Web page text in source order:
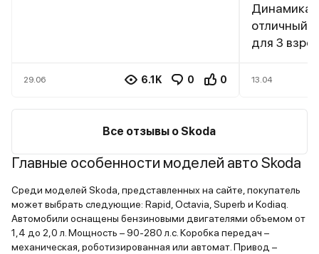
29.06 6.1K 0 0
Динамика
отличный. Сзади маловато место
для 3
13.04
Все отзывы о Skoda
Главные особенности моделей авто Skoda
Среди моделей Skoda, представленных на сайте, покупатель
может выбрать следующие: Rapid, Octavia, Superb и Kodiaq.
Автомобили оснащены бензиновыми двигателями объемом от
1,4 до 2,0 л. Мощность – 90-280 л.с. Коробка передач –
механическая, роботизированная или автомат. Привод –